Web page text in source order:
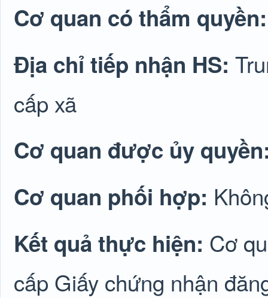
Cơ quan có thẩm
Địa chỉ tiếp nhận HS:
cấp xã
Cơ quan được ủy
Cơ quan phối hợp:
Kết quả thực hiện: Cơ
cấp Giấy chứng nhận